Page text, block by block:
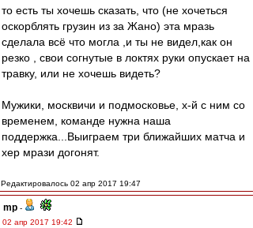
то есть ты хочешь сказать, что (не хочеться
оскорблять грузин из за Жано) эта мразь
сделала всё что могла ,и ты не видел,как он
резко , свои согнутые в локтях руки опускает на
травку, или не хочешь видеть?
Мужики, москвичи и подмосковье, х-й с ним со
временем, команде нужна наша
поддержка...Выиграем три ближайших матча и
хер мрази догонят.
Редактировалось 02 апр 2017 19:47
mp -
02 апр 2017 19:42